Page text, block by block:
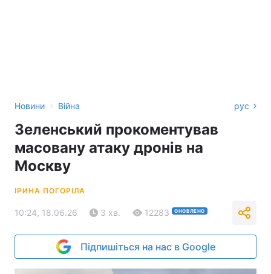
Новини › Війна рус
Зеленський прокоментував
масовану атаку дронів на
Москву
ІРИНА ПОГОРІЛА
10:24, 18.06.26 3 хв. 12283 ОНОВЛЕНО
Підпишіться на нас в Google